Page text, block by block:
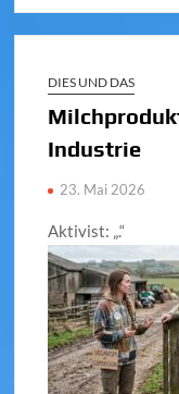
DIES UND DAS
Industrie
23. Mai 2026
Aktivist: „.“